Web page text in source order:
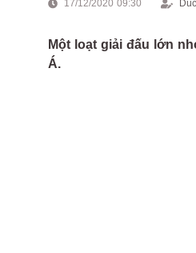
17/12/2020 09:30
Một loạt giải đấu lớn
Á.